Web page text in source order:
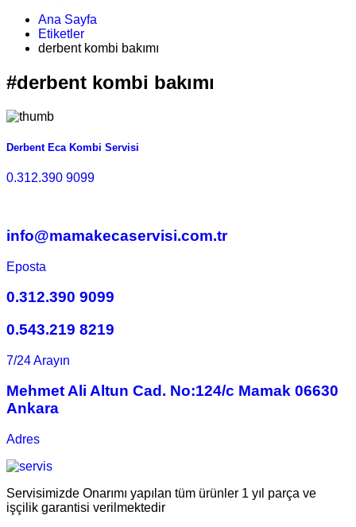
Ana Sayfa
Etiketler
derbent kombi bakımı
#derbent kombi bakımı
Derbent Eca Kombi Servisi
0.312.390 9099
info@mamakecaservisi.com.tr
Eposta
0.312.390 9099
0.543.219 8219
7/24 Arayın
Mehmet Ali Altun Cad. No:124/c Mamak 06630
Ankara
Adres
Servisimizde Onarımı yapılan tüm ürünler 1 yıl parça ve
işçilik garantisi verilmektedir